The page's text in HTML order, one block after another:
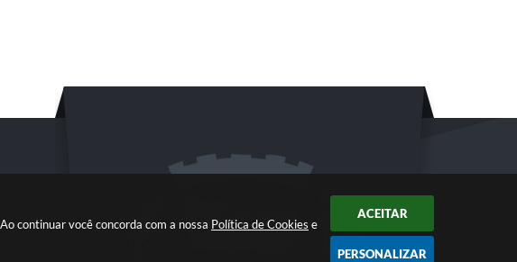
continuar você concorda com a nossa Política de Cookies e
ACEITAR
PERSONALIZAR